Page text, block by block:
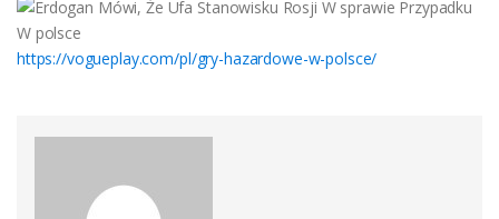
https://vogueplay.com/pl/gry-hazardowe-w-polsce/